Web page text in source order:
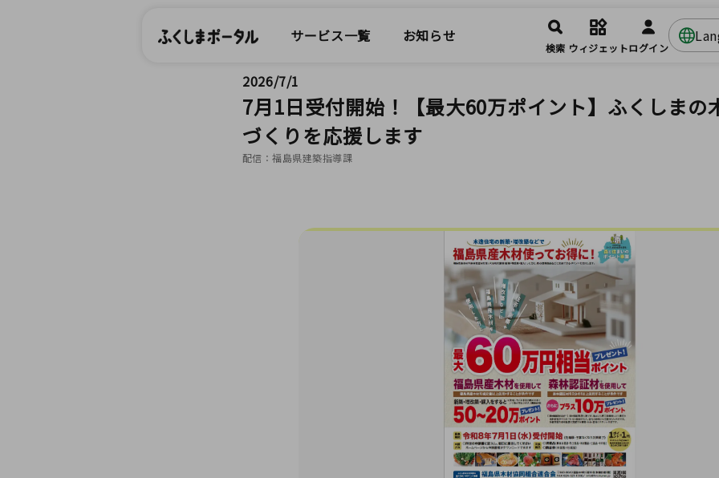
サービス一覧 お知らせ
検索 ウィジェットログイン
2026/7/1
7月1日受付開始！【最大60万ポイント】ふくしまの
づくりを応援します
配信：福島県建築指導課